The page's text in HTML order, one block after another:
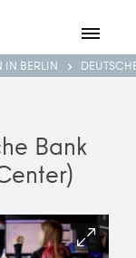
IN BERLIN
Bank